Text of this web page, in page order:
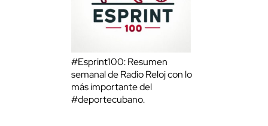
#Esprint100: Resumen
semanal de Radio Reloj con lo
más importante del
#deportecubano.